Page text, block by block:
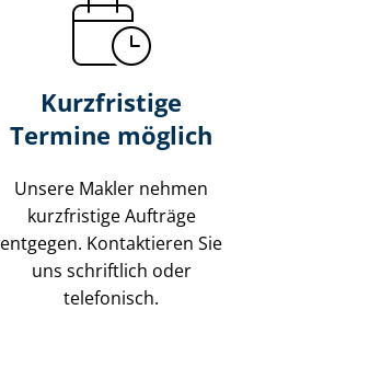
Kurzfristige
Termine möglich
Unsere Makler nehmen
kurzfristige Aufträge
entgegen. Kontaktieren Sie
uns schriftlich oder
telefonisch.